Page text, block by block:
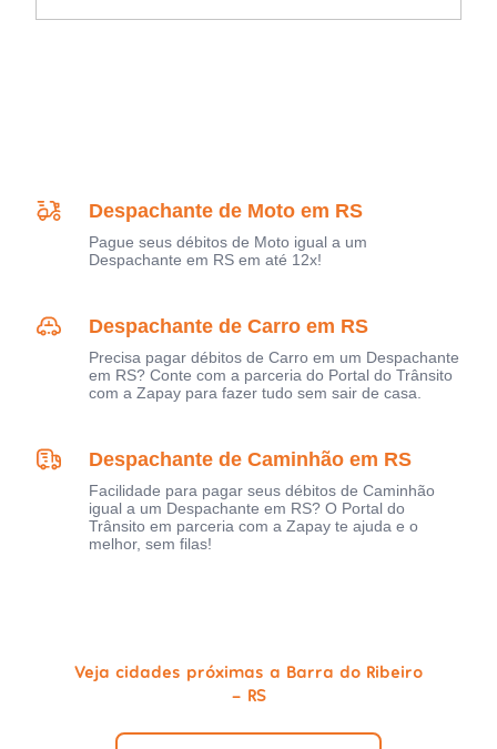
Despachante de Moto em RS
Pague seus débitos de Moto igual a um
Despachante em RS em até 12x!
Despachante de Carro em RS
Precisa pagar débitos de Carro em um Despachante
em RS? Conte com a parceria do Portal do Trânsito
com a Zapay para fazer tudo sem sair de casa.
Despachante de Caminhão em RS
Facilidade para pagar seus débitos de Caminhão
igual a um Despachante em RS? O Portal do
Trânsito em parceria com a Zapay te ajuda e o
melhor, sem filas!
Veja cidades próximas a Barra do Ribeiro
- RS